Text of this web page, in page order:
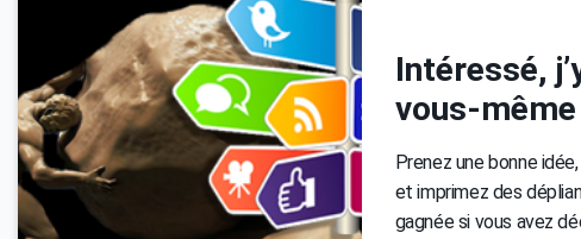
Intéressé,
vous-
Prenez une bonne
et imprimez des
gagnée si vous avez